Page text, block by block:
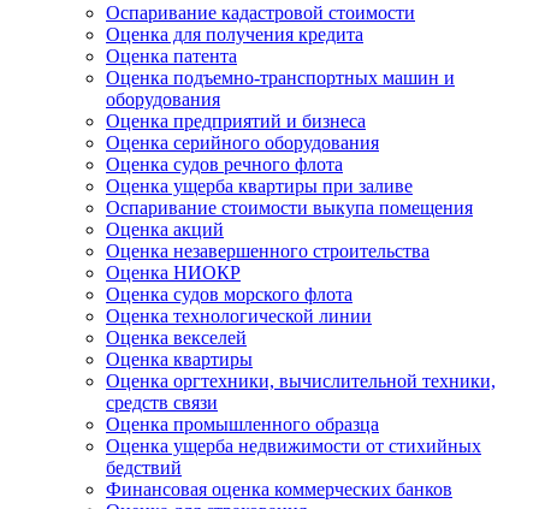
Оспаривание кадастровой стоимости
Оценка для получения кредита
Оценка патента
Оценка подъемно-транспортных машин и
оборудования
Оценка предприятий и бизнеса
Оценка серийного оборудования
Оценка судов речного флота
Оценка ущерба квартиры при заливе
Оспаривание стоимости выкупа помещения
Оценка акций
Оценка незавершенного строительства
Оценка НИОКР
Оценка судов морского флота
Оценка технологической линии
Оценка векселей
Оценка квартиры
Оценка оргтехники, вычислительной техники,
средств связи
Оценка промышленного образца
Оценка ущерба недвижимости от стихийных
бедствий
Финансовая оценка коммерческих банков